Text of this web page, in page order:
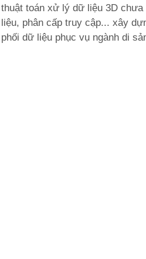
thuật toán xử lý dữ liệu 3D
liệu, phân cấp truy cập... xây
phối dữ liệu phục vụ ngành di